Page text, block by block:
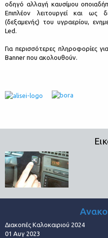
οδηγό αλλαγή καυσίμου
Επιπλέον λειτουργεί και ως
(δεξαμενής) του υγραερίου,
Led.
Για περισσότερες πληροφορίες
Banner που ακολουθούν.
Διακοπές Καλοκαιριού 2024
01 Αυγ 2023